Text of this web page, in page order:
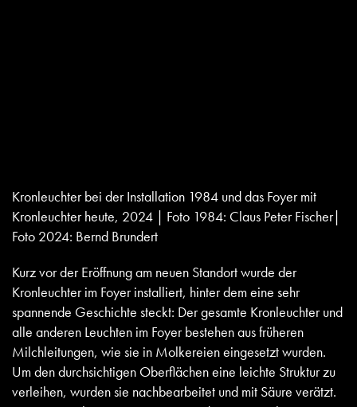
Kronleuchter bei der Installation 1984 und das Foyer mit
Kronleuchter heute, 2024 | Foto 1984: Claus Peter Fischer|
Foto 2024: Bernd Brundert
Kurz vor der Eröffnung am neuen Standort wurde der
Kronleuchter im Foyer installiert, hinter dem eine sehr
spannende Geschichte steckt: Der gesamte Kronleuchter und
alle anderen Leuchten im Foyer bestehen aus früheren
Milchleitungen, wie sie in Molkereien eingesetzt wurden.
Um den durchsichtigen Oberflächen eine leichte Struktur zu
verleihen, wurden sie nachbearbeitet und mit Säure verätzt.